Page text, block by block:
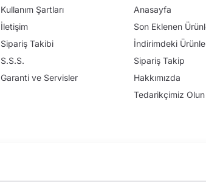
Kullanım Şartları
İletişim
Sipariş Takibi
S.S.S.
Garanti ve Servisler
Anasayfa
Son Eklenen
İndirimdeki
Sipariş Takip
Hakkımızda
Tedarikçimiz Olun